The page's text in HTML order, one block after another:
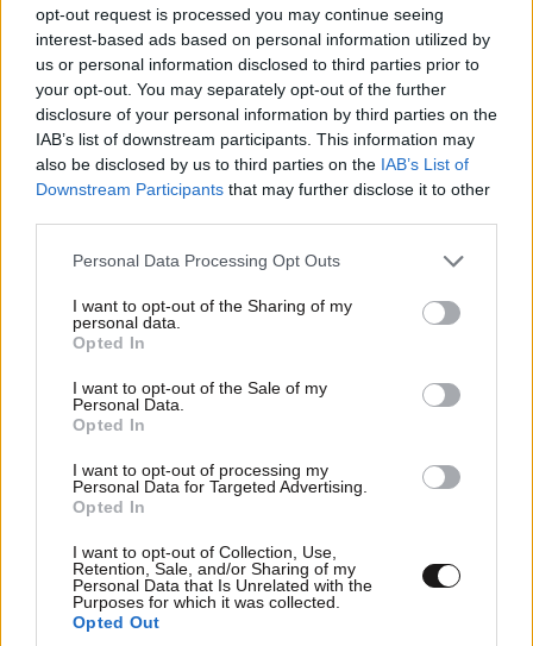
opt-out request is processed you may continue seeing
interest-based ads based on personal information utilized by
us or personal information disclosed to third parties prior to
your opt-out. You may separately opt-out of the further
disclosure of your personal information by third parties on the
IAB’s list of downstream participants. This information may
also be disclosed by us to third parties on the IAB’s List of
Downstream Participants that may further disclose it to other
Please note that this website/app uses one or more Google
not limited to your visit or usage behaviour. You may click to
grant or deny consent to Google and its third-party tags to
use your data for below specified purposes in below Google
consent section.
Personal Data Processing Opt Outs
I want to opt-out of the Sharing of my
personal data.
Opted In
I want to opt-out of the Sale of my
Personal Data.
Opted In
I want to opt-out of processing my
Personal Data for Targeted Advertising.
Opted In
I want to opt-out of Collection, Use,
Retention, Sale, and/or Sharing of my
Personal Data that Is Unrelated with the
Purposes for which it was collected.
Opted Out
MARKET NEWS
Ο απόλυτος σύμμαχος στην
Πες μου πότε γεννήθηκες και